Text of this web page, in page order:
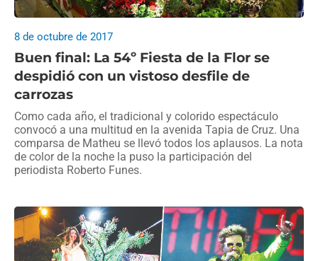
Buen final: La 54º Fiesta de la Flor se
despidió con un vistoso desfile de
carrozas
8 de octubre de 2017
Como cada año, el tradicional y colorido espectáculo
convocó a una multitud en la avenida Tapia de Cruz. Una
comparsa de Matheu se llevó todos los aplausos. La nota
de color de la noche la puso la participación del
periodista Roberto Funes.